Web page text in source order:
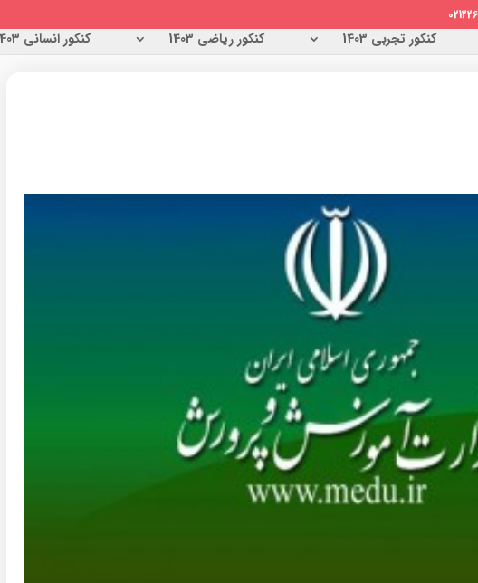
کنکور تجربی 1403 کنکور ریاضی 1403 کنکور انسانی 1403